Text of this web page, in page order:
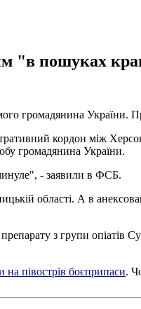
"в пошуках
громадянина України.
кордон між
громадянина України.
- заявили в ФСБ.
області. А в
з групи опіатів
на півострів боєприпаси.